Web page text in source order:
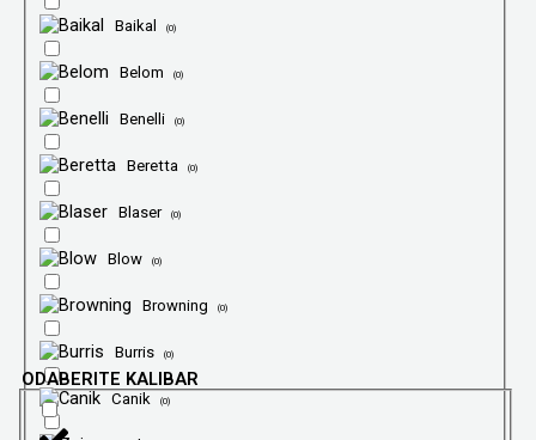
Baikal (0)
Belom (0)
Benelli (0)
Beretta (0)
Blaser (0)
Blow (0)
Browning (0)
Burris (0)
Canik (0)
ODABERITE KALIBAR